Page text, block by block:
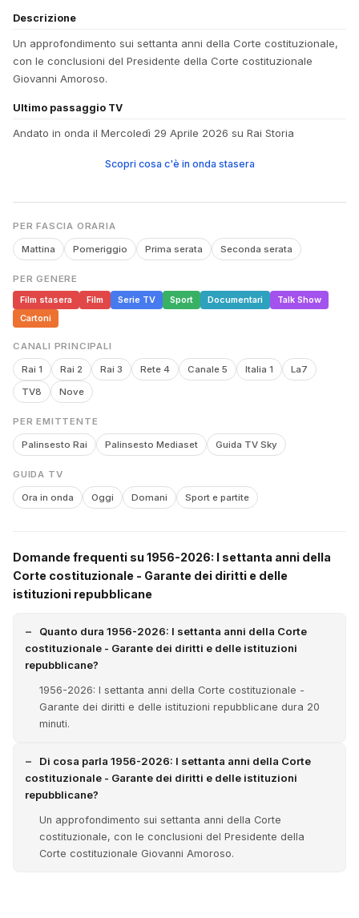
Descrizione
Un approfondimento sui settanta anni della Corte costituzionale,
con le conclusioni del Presidente della Corte costituzionale
Giovanni Amoroso.
Ultimo passaggio TV
Andato in onda il Mercoledì 29 Aprile 2026 su Rai Storia
Scopri cosa c'è in onda stasera
PER FASCIA ORARIA
Mattina Pomeriggio Prima serata Seconda serata
PER GENERE
Film stasera
Film Serie TV Sport Documentari
Talk Show
Cartoni
CANALI PRINCIPALI
Rai 1 Rai 2 Rai 3 Rete 4 Canale 5 Italia 1
La7
TV8
Nove
PER EMITTENTE
Palinsesto Rai Palinsesto Mediaset Guida TV Sky
GUIDA TV
Ora in onda Oggi Domani Sport e partite
Domande frequenti su 1956-2026: I settanta anni della
Corte costituzionale - Garante dei diritti e delle
istituzioni repubblicane
Quanto dura 1956-2026: I settanta anni della Corte
costituzionale - Garante dei diritti e delle istituzioni
repubblicane?
1956-2026: I settanta anni della Corte costituzionale -
Garante dei diritti e delle istituzioni repubblicane dura 20
minuti.
Di cosa parla 1956-2026: I settanta anni della Corte
costituzionale - Garante dei diritti e delle istituzioni
repubblicane?
Un approfondimento sui settanta anni della Corte
costituzionale, con le conclusioni del Presidente della
Corte costituzionale Giovanni Amoroso.